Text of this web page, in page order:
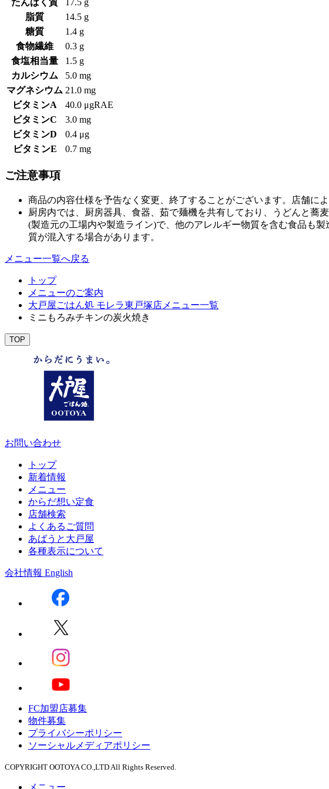
脂質
14.5 g
糖質
1.4 g
食物繊維
0.3 g
食塩相当量
1.5 g
カルシウム
5.0 mg
マグネシウム 21.0 mg
ビタミンA
40.0 μgRAE
ビタミンC
3.0 mg
ビタミンD
0.4 μg
ビタミンE
0.7 mg
ご注意事項
商品の内容仕様を予告なく変更、終了することがございます。店舗に
厨房内では、厨房器具、食器、茹で麺機を共有しており、うどんと蕎
(製造元の工場内や製造ライン)で、他のアレルギー物質を含む食品も
質が混入する場合があります。
メニュー一覧へ戻る
トップ
メニューのご案内
大戸屋ごはん処 モレラ東戸塚店メニュー一覧
ミニもろみチキンの炭火焼き
TOP
お問い合わせ
トップ
新着情報
メニュー
からだ想い定食
店舗検索
よくあるご質問
あばうと大戸屋
各種表示について
会社情報 English
FC加盟店募集
物件募集
プライバシーポリシー
ソーシャルメディアポリシー
COPYRIGHT OOTOYA CO.,LTD All Rights Reserved.
メニュー